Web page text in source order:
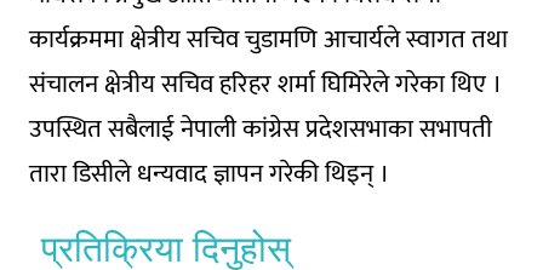
कार्यक्रममा क्षेत्रीय सचिव चुडामणि आचार्यले स्वागत तथा
संचालन क्षेत्रीय सचिव हरिहर शर्मा घिमिरेले गरेका थिए ।
उपस्थित सबैलाई नेपाली कांग्रेस प्रदेशसभाका सभापती
तारा डिसीले धन्यवाद ज्ञापन गरेकी थिइन् ।
प्रतिक्रिया दिनुहोस्